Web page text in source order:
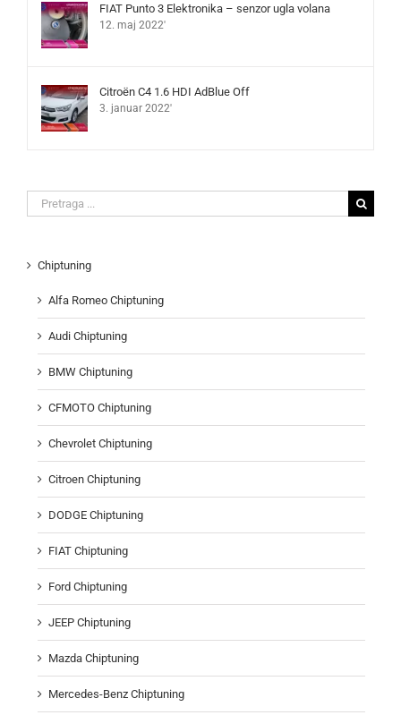
FIAT Punto 3 Elektronika – senzor ugla volana
12. maj 2022'
Citroën C4 1.6 HDI AdBlue Off
3. januar 2022'
Search
for:
Chiptuning
Alfa Romeo Chiptuning
Audi Chiptuning
BMW Chiptuning
CFMOTO Chiptuning
Chevrolet Chiptuning
Citroen Chiptuning
DODGE Chiptuning
FIAT Chiptuning
Ford Chiptuning
JEEP Chiptuning
Mazda Chiptuning
Mercedes-Benz Chiptuning